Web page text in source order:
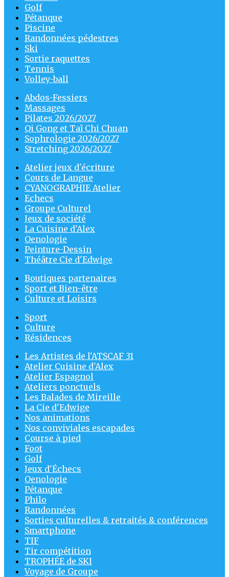
Golf
Pétanque
Piscine
Randonnées pédestres
Ski
Sortie raquettes
Tennis
Volley-ball
Abdos-Fessiers
Massages
Pilates 2026/2027
Qi Gong et Taï Chi Chuan
Sophrologie 2026/2027
Stretching 2026/2027
Atelier jeux d'écriture
Cours de Langue
CYANOGRAPHIE Atelier
Echecs
Groupe Culturel
Jeux de société
La Cuisine d'Alex
Oenologie
Peinture-Dessin
Théâtre Cie d'Edwige
Boutiques partenaires
Sport et Bien-être
Culture et Loisirs
Sport
Culture
Résidences
Les Artistes de l'ATSCAF 31
Atelier Cuisine d'Alex
Atelier Espagnol
Ateliers ponctuels
Les Balades de Mireille
La Cie d'Edwige
Nos animations
Nos conviviales escapades
Course à pied
Foot
Golf
Jeux d'Échecs
Oenologie
Pétanque
Philo
Randonnées
Sorties culturelles & retraités & conférences
Smartphone
TIF
Tir compétition
TROPHÉE de SKI
Voyage de Groupe